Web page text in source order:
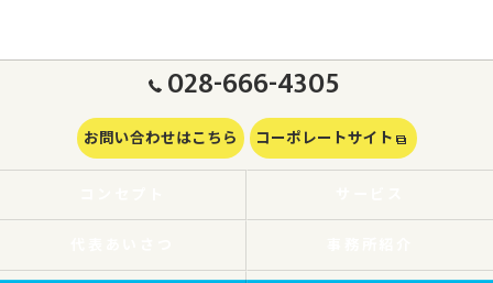
028-666-4305
お問い合わせはこちら コーポレートサイト